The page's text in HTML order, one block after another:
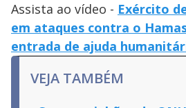
Assista ao vídeo - Exército
em ataques contra o
entrada de ajuda
VEJA TAMBÉM